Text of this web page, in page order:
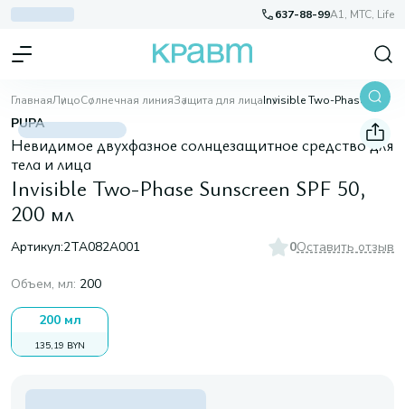
637-88-99A1, МТС, Life
ГлавнаяЛицоСолнечная линияЗащита для лица Invisible Two-Phase Sunscreen SPF 50, 200 мл
PUPA
Невидимое двухфазное солнцезащитное средство для
тела и лица
Invisible Two-Phase Sunscreen SPF 50,
200 мл
Артикул:2TA082A001 0Оставить отзыв
Объем, мл: 200
200 мл
135,19 BYN